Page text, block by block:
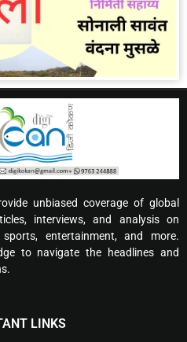
unbiased coverage of global
interviews, and analysis on
entertainment, and more.
to navigate the headlines and
LINKS